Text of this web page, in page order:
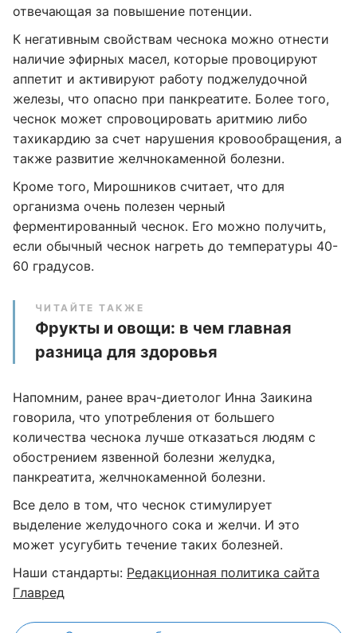
отвечающая за повышение потенции.
К негативным свойствам чеснока можно отнести
наличие эфирных масел, которые провоцируют
аппетит и активируют работу поджелудочной
железы, что опасно при панкреатите. Более того,
чеснок может спровоцировать аритмию либо
тахикардию за счет нарушения кровообращения, а
также развитие желчнокаменной болезни.
Кроме того, Мирошников считает, что для
организма очень полезен черный
ферментированный чеснок. Его можно получить,
если обычный чеснок нагреть до температуры 40-
60 градусов.
ЧИТАЙТЕ ТАКЖЕ
Фрукты и овощи: в чем главная
разница для здоровья
Напомним, ранее врач-диетолог Инна Заикина
говорила, что употребления от большего
количества чеснока лучше отказаться людям с
обострением язвенной болезни желудка,
панкреатита, желчнокаменной болезни.
Все дело в том, что чеснок стимулирует
выделение желудочного сока и желчи. И это
может усугубить течение таких болезней.
Наши стандарты: Редакционная политика сайта
Главред